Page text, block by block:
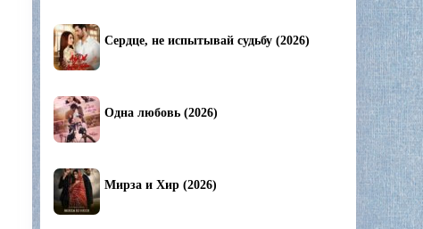
Сердце, не испытывай судьбу (2026)
Одна любовь (2026)
Мирза и Хир (2026)